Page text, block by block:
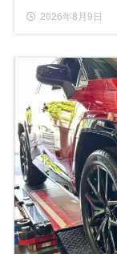
2026年8月9日